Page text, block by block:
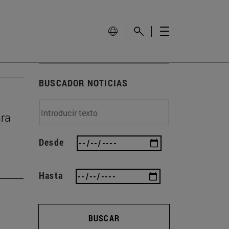
BUSCADOR NOTICIAS
Desde
Hasta
BUSCAR